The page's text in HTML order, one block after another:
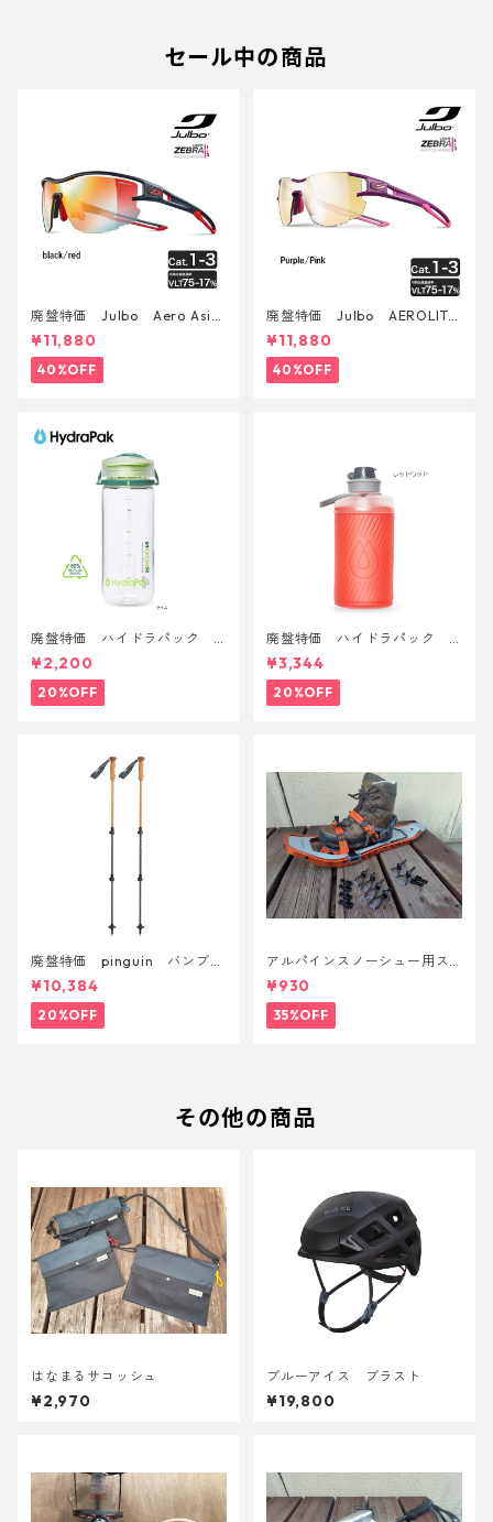
セール中の商品
廃盤特価 Julbo Aero Asia
nFit
¥11,880
40%OFF
廃盤特価 Julbo AEROLITE
AsianFit
¥11,880
40%OFF
廃盤特価 ハイドラパック
リーコン ツイスト＆シップ 50
0ml
¥2,200
20%OFF
廃盤特価 ハイドラパック
フラックス 750ml
¥3,344
20%OFF
廃盤特価 pinguin バンブー
FLフォーム(ペア)
¥10,384
20%OFF
アルパインスノーシュー用ス
トラップキャッチ(ペア)
¥930
35%OFF
その他の商品
はなまるサコッシュ
¥2,970
ブルーアイス ブラスト
¥19,800